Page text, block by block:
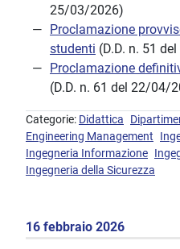
25/03/2026)
Proclamazione
studenti (D.D. n. 51
Proclamazione
(D.D. n. 61 del 22/04/
Categorie: Didattica
Engineering Management
Ingegneria Informazione
Ingegneria della Sicurezza
16 febbraio 2026